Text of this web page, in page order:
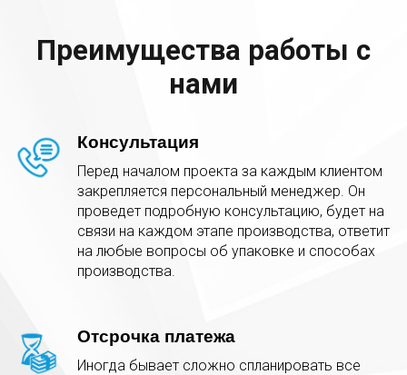
Преимущества работы с
нами
Консультация
Перед началом проекта за каждым клиентом
закрепляется персональный менеджер. Он
проведет подробную консультацию, будет на
связи на каждом этапе производства, ответит
на любые вопросы об упаковке и способах
производства.
Отсрочка платежа
Иногда бывает сложно спланировать все